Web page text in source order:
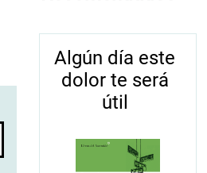
Algún día este
dolor te será
útil